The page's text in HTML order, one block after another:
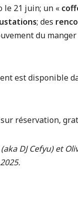
le 21 juin; un «
; des
du
est disponible
réservation,
DJ Cefyu) et